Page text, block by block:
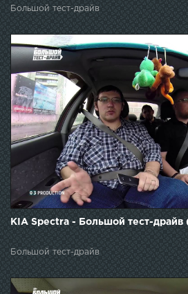
Большой тест-драйв
KIA Spectra - Большой тест-
Большой тест-драйв